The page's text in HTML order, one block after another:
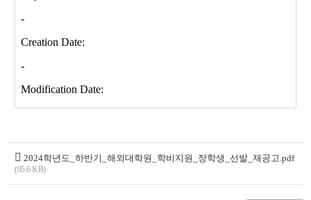
2024학년도_하반기_해외대학원_학비지원_장학생_선발_재공고.pdf
(95.6 KB)